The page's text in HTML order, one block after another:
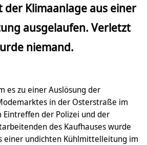
der Klimaanlage aus einer
ausgelaufen. Verletzt
niemand.
es zu einer Auslösung der
in der Osterstraße im
der Polizei und der
des Kaufhauses wurde
einer undichten Kühlmittelleitung im